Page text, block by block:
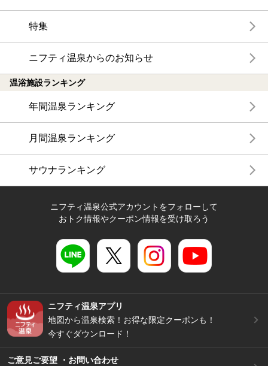
特集
ニフティ温泉からのお知らせ
温浴施設ランキング
年間温泉ランキング
月間温泉ランキング
サウナランキング
ニフティ温泉公式アカウントをフォローして
おトク情報やクーポン情報を受け取ろう
ニフティ温泉アプリ
地図から温泉検索！お得な限定クーポンも！
今すぐダウンロード！
ご意見ご要望 ・お問い合わせ